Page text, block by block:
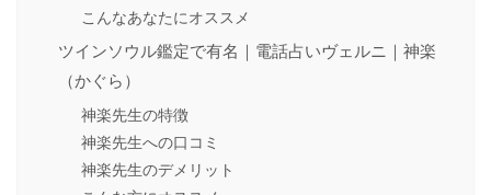
こんなあなたにオススメ
ツインソウル鑑定で有名｜電話占いヴェルニ｜神楽
（かぐら）
神楽先生の特徴
神楽先生への口コミ
神楽先生のデメリット